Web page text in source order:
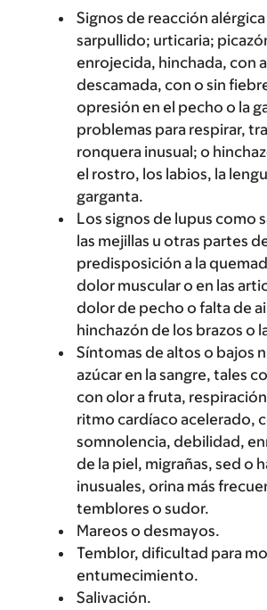
Signos de reacción
sarpullido; urticaria;
enrojecida, hinchada, con
descamada, con o sin
opresión en el pecho o la
problemas para respirar,
ronquera inusual; o
el rostro, los labios, la
garganta.
Los signos de lupus como
las mejillas u otras partes
predisposición a la
dolor muscular o en las
dolor de pecho o falta de
hinchazón de los brazos o
Síntomas de altos o bajos
azúcar en la sangre, tales
con olor a fruta,
ritmo cardíaco acelerado,
somnolencia, debilidad,
de la piel, migrañas, sed o
inusuales, orina más
temblores o sudor.
Mareos o desmayos.
Temblor, dificultad para
entumecimiento.
Salivación.